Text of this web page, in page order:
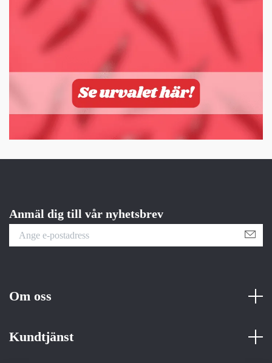
Anmäl dig till vår nyhetsbrev
Om oss
Kundtjänst